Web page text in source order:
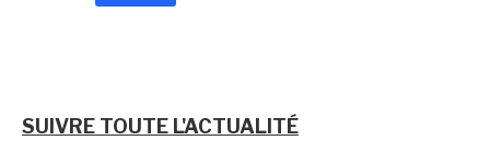
SUIVRE TOUTE L'ACTUALITÉ